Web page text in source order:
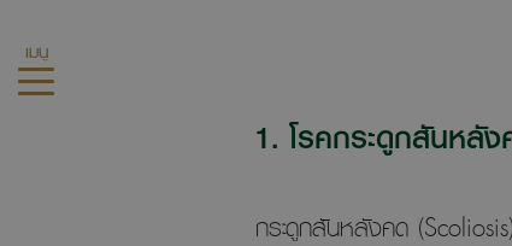
เมนู
1. โรคกระดูกสันหลั
กระดูกสันหลังคด